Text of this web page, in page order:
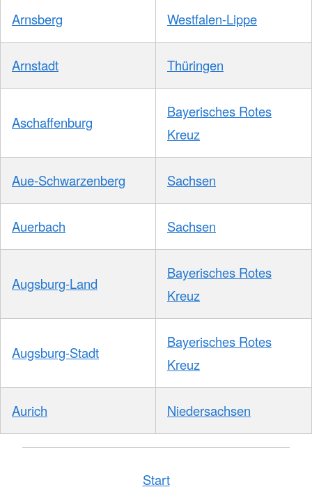
Arnsberg Westfalen-Lippe
Arnstadt Thüringen
Aschaffenburg
Bayerisches Rotes
Kreuz
Aue-Schwarzenberg Sachsen
Auerbach Sachsen
Augsburg-Land
Bayerisches Rotes
Kreuz
Augsburg-Stadt
Bayerisches Rotes
Kreuz
Aurich Niedersachsen
Start